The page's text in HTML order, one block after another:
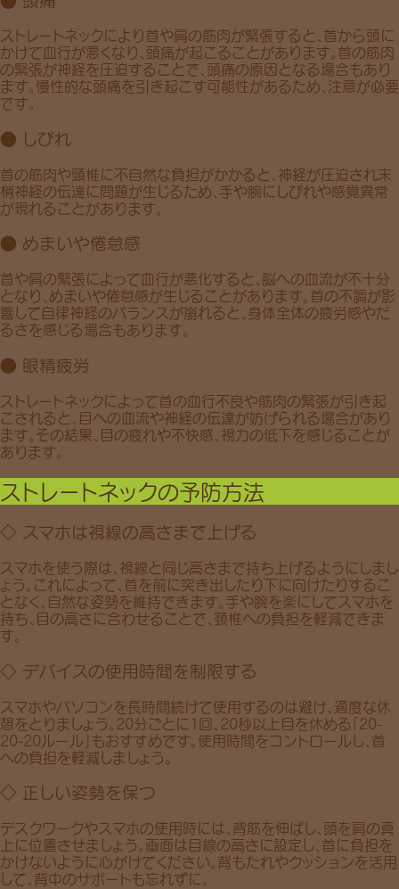
ストレートネックにより首や肩の筋肉が緊張すると、 首から頭に
かけて血行が悪くなり 、頭痛が起こることがあります。首の筋肉
の緊張が神経を圧迫することで、頭痛の原因となる場合もあり
ます。 慢性的な頭痛を引き起こす可能性があるため、注意が必要
です。
● しびれ
首の筋肉や頸椎に不自然な負担がかかると、 神経が圧迫され末
梢神経の伝達に問題が生じるため、手や腕にしびれや感覚異常
が現れることがあります。
● めまいや倦怠感
首や肩の緊張によって血行が悪化すると、 脳への血流が不十分
となり、めまいや倦怠感が生じることがあります。首の不調が影
響して自律神経のバランスが崩れると、身体全体の疲労感やだ
るさを感じる場合もあります。
● 眼精疲労
ストレートネックによって首の血行不良や筋肉の緊張が引き起
こされると、
目への血流や神経の伝達が妨げられる場合があり
ます。その結果、目の疲れや不快感、視力の低下を感じることが
あります。
ストレートネックの予防方法
◇ スマホは視線の高さまで上げる
スマホを使う際は、 視線と同じ高さまで持ち上げるようにしまし
ょう。これによって、首を前に突き出したり下に向けたりするこ
となく、自然な姿勢を維持できます。手や腕を楽にしてスマホを
持ち、目の高さに合わせることで、 頚椎への負担を軽減できま
す。
◇ デバイスの使用時間を制限する
スマホやパソコンを長時間続けて使用するのは避け、適度な休
憩をとりましょう。20分ごとに1回、20秒以上目を休める 「20-
20-20ルール」 もおすすめです。使用時間をコントロールし、首
への負担を軽減しましょう。
◇ 正しい姿勢を保つ
デスクワークやスマホの使用時には、背筋を伸ばし、 頭を肩の真
上に位置させましょう。 画面は目線の高さに設定し、首に負担を
かけないように心がけてください。背もたれやクッションを活用
して、背中のサポートも忘れずに。